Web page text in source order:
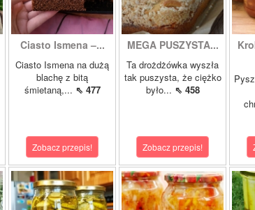
Ciasto Ismena –...
Ciasto Ismena na dużą
blachę z bitą
śmietaną,... ⇖ 477
Zobacz przepis!
MEGA PUSZYSTA...
Ta drożdżówka wyszła
tak puszysta, że ciężko
było... ⇖ 458
Zobacz przepis!